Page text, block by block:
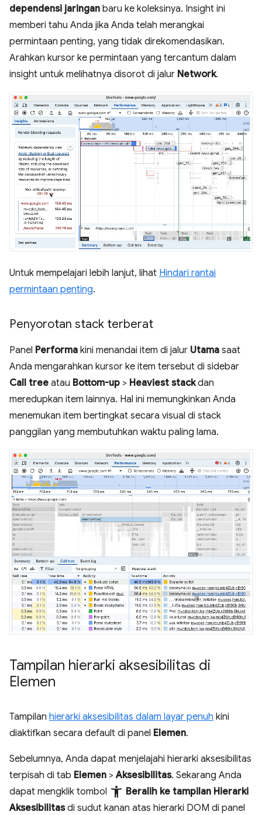
dependensi jaringan baru ke koleksinya. Insight ini
memberi tahu Anda jika Anda telah merangkai
permintaan penting, yang tidak direkomendasikan.
Arahkan kursor ke permintaan yang tercantum dalam
insight untuk melihatnya disorot di jalur Network.
Untuk mempelajari lebih lanjut, lihat Hindari rantai
permintaan penting.
Penyorotan stack terberat
Panel Performa kini menandai item di jalur Utama saat
Anda mengarahkan kursor ke item tersebut di sidebar
Call tree atau Bottom-up > Heaviest stackdan
meredupkan item lainnya. Hal ini memungkinkan Anda
menemukan item bertingkat secara visual di stack
panggilan yang membutuhkan waktu paling lama.
Tampilan hierarki aksesibilitas di
Elemen
Tampilan hierarki aksesibilitas dalam layar penuh kini
diaktifkan secara default di panel Elemen.
Sebelumnya, Anda dapat menjelajahi hierarki aksesibilitas
terpisah di tab Elemen >Aksesibilitas. Sekarang Anda
dapat mengklik tombol accessibility_new Beralih ke tampilan Hierarki
Aksesibilitasdi sudut kanan atas hierarki DOM di panel